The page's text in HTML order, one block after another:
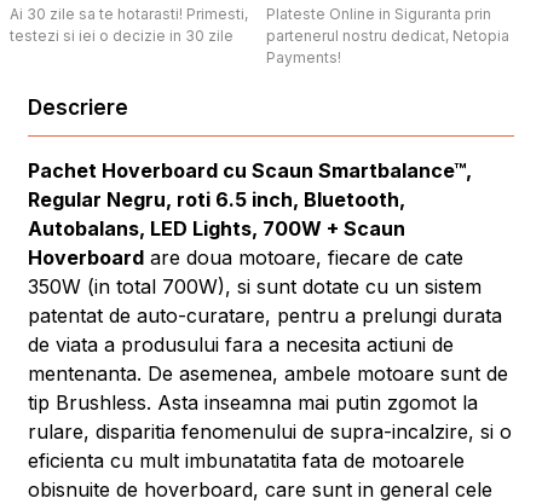
Ai 30 zile sa te hotarasti! Primesti,
testezi si iei o decizie in 30 zile
Plateste Online in Siguranta prin
partenerul nostru dedicat, Netopia
Payments!
Descriere
Pachet Hoverboard cu Scaun Smartbalance™,
Regular Negru, roti 6.5 inch, Bluetooth,
Autobalans, LED Lights, 700W + Scaun
Hoverboard are doua motoare, fiecare de cate
350W (in total 700W), si sunt dotate cu un sistem
patentat de auto-curatare, pentru a prelungi durata
de viata a produsului fara a necesita actiuni de
mentenanta. De asemenea, ambele motoare sunt de
tip Brushless. Asta inseamna mai putin zgomot la
rulare, disparitia fenomenului de supra-incalzire, si o
eficienta cu mult imbunatatita fata de motoarele
obisnuite de hoverboard, care sunt in general cele